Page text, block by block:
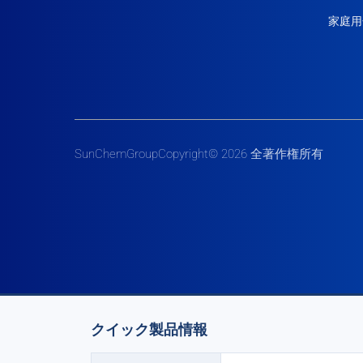
家庭
SunChemGroupCopyright© 2026 全著作権所有
クイック製品情報